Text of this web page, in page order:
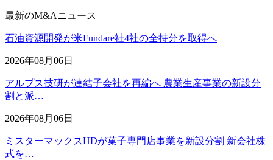
最新のM&Aニュース
石油資源開発が米Fundare社4社の全持分を取得へ
2026年08月06日
アルプス技研が連結子会社を再編へ 農業生産事業の新設分
割と派…
2026年08月06日
ミスターマックスHDが菓子専門店事業を新設分割 新会社株
式を…